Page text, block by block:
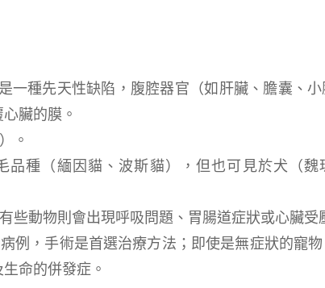
一種先天性缺陷，腹腔器官（如肝臟、膽囊、
臟的膜。
。
品種（緬因貓、波斯貓），但也可見於犬（
些動物則會出現呼吸問題、胃腸道症狀或心臟受
例，手術是首選治療方法；即使是無症狀的寵
命的併發症。